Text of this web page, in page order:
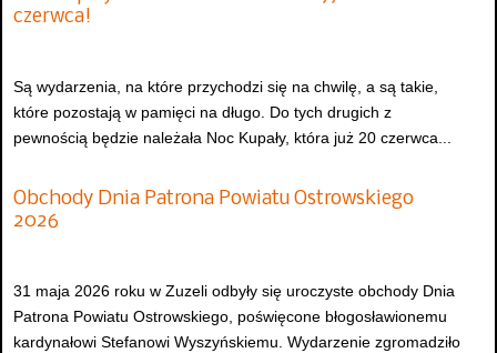
czerwca!
Są wydarzenia, na które przychodzi się na chwilę, a są takie,
które pozostają w pamięci na długo. Do tych drugich z
pewnością będzie należała Noc Kupały, która już 20 czerwca...
Obchody Dnia Patrona Powiatu Ostrowskiego
2026
31 maja 2026 roku w Zuzeli odbyły się uroczyste obchody Dnia
Patrona Powiatu Ostrowskiego, poświęcone błogosławionemu
kardynałowi Stefanowi Wyszyńskiemu. Wydarzenie zgromadziło